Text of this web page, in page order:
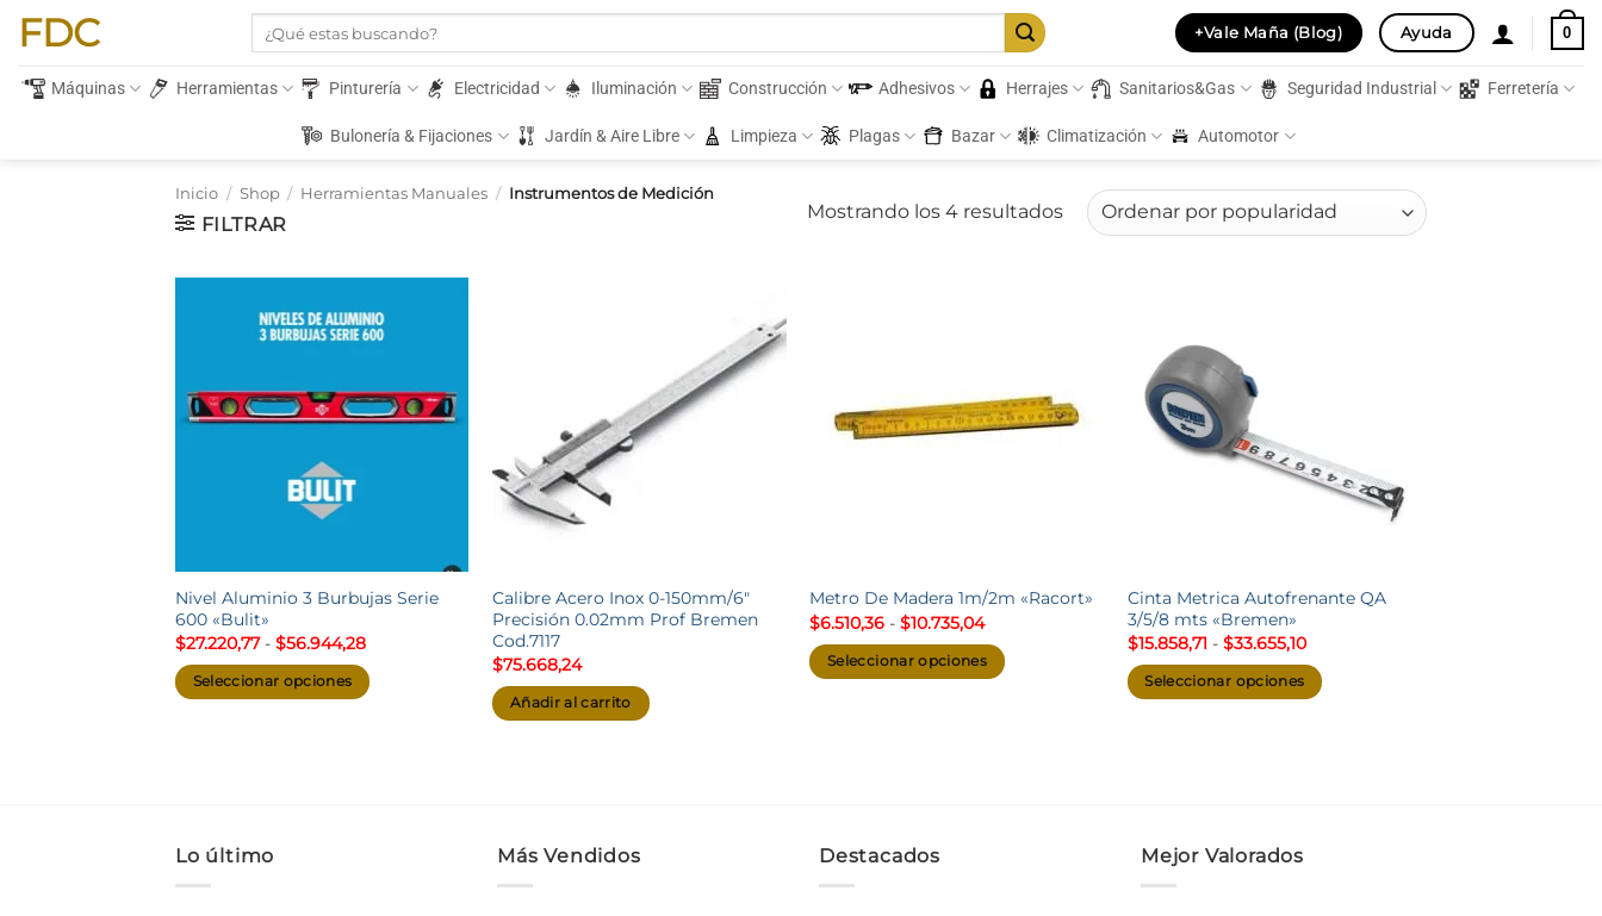
Saltar
contenido
FDC
por:
+Vale Maña (Blog) Ayuda 0
Máquinas Herramientas Pinturería Electricidad Iluminación Construcción Adhesivos Herrajes Sanitarios&Gas Seguridad Industrial Ferretería
Bulonería & Fijaciones Jardín & Aire Libre Limpieza Plagas Bazar Climatización Automotor
Inicio / Shop / Herramientas Manuales / Instrumentos de Medición
FILTRAR
Mostrando los 4 resultadosOrdenado
Nivel Aluminio 3 Burbujas Serie
600 «Bulit»
$27.220,77 - $56.944,28Rango
precios:
desde
Seleccionar opciones
Las
Calibre Acero Inox 0-150mm/6″
Precisión 0.02mm Prof Bremen
Cod.7117
$75.668,24
Añadir al carrito
Metro De Madera 1m/2m «Racort»
$6.510,36 - $10.735,04Rango
precios:
desde
Seleccionar opciones
opciones
se
Cinta Metrica Autofrenante QA
3/5/8 mts «Bremen»
$15.858,71 - $33.655,10Rango
precios:
desde
Seleccionar opciones
Las
Lo último Más Vendidos Destacados Mejor Valorados